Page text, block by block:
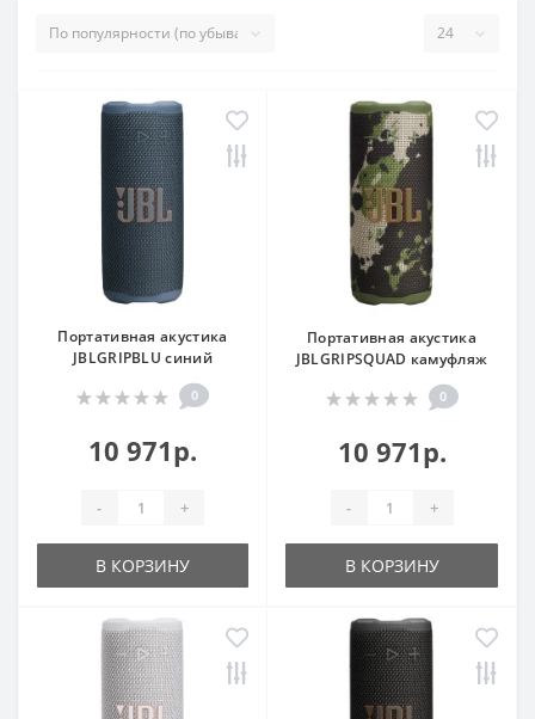
Портативная акустика
JBLGRIPBLU синий
0
10 971р.
- +
В КОРЗИНУ
Портативная акустика
JBLGRIPSQUAD камуфляж
0
10 971р.
- +
В КОРЗИНУ